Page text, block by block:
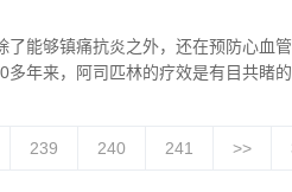
了能够镇痛抗炎之外，还在预防心血
年来，阿司匹林的疗效是有目共睹的
239 240 241 >>